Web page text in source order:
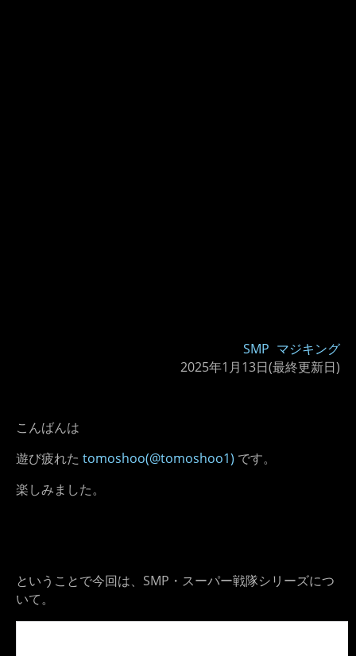
SMP マジキング
2025年1月13日(最終更新日)
こんばんは
遊び疲れた tomoshoo(@tomoshoo1) です。
楽しみました。
ということで今回は、SMP・スーパー戦隊シリーズにつ
いて。